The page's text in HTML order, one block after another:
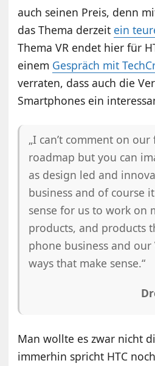
auch seinen Preis, denn
das Thema derzeit ein
Thema VR endet hier für
einem Gespräch mit
verraten, dass auch die
Smartphones ein
„I can’t comment on
roadmap but you can
as design led and
business and of course
sense for us to work on
products, and products
phone business and our
ways that make sense.“
Man wollte es zwar nicht
immerhin spricht HTC